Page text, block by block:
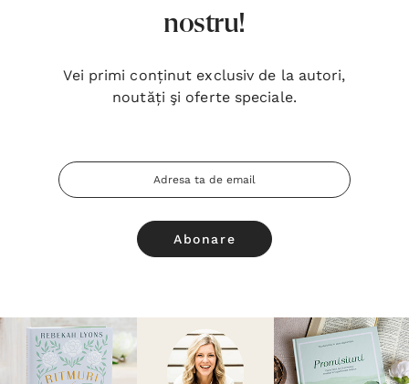
nostru!
Vei primi conținut exclusiv de la autori,
noutăți şi oferte speciale.
Adresa
Email